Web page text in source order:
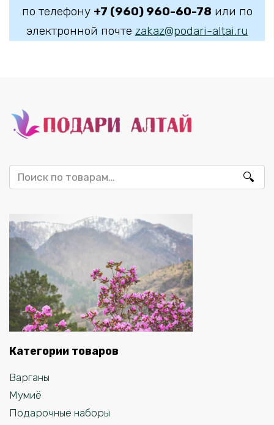
по телефону +7 (960) 960-60-78 или по
электронной почте zakaz@podari-altai.ru
Искать:
Категории товаров
Варганы
Мумиё
Подарочные наборы